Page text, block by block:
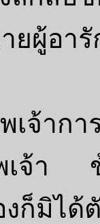
ผู้อารั
จ้ากา
จ้า ข้
งก็มิไ